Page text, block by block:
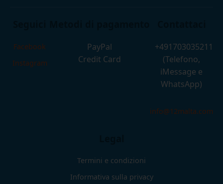
Facebook
Instagram
PayPal
Credit Card
+491703035211
(Telefono,
iMessage e
WhatsApp)
info@12malta.com
Termini e condizioni
Informativa sulla privacy